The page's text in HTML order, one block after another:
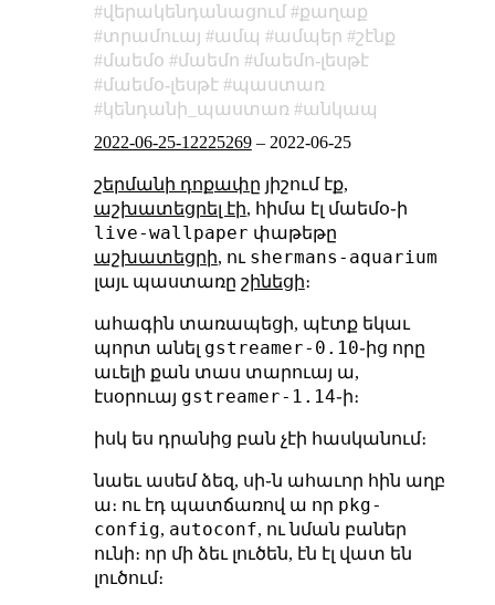
վերակենդանացում
քաղաք
տրամուայ
ամպ ամպեր
շէնք
մաեմօ
մաեմո
մաեմո-լեսթէ
մաեմօ-լեսթէ
պաստառ
կենդանի_պաստառ
անկապ
2022-06-25-12225269– 2022-06-25
շերմանի դոքափը յիշում էք,
աշխատեցրել էի, հիմա էլ մաեմօ֊ի
live-wallpaper փաթեթը
աշխատեցրի, ու shermans-aquarium
լայւ պաստառը շինեցի։
ահագին տառապեցի, պէտք եկաւ
պորտ անել gstreamer-0.10֊ից որը
աւելի քան տաս տարուայ ա,
էսօրուայ gstreamer-1.14֊ի։
իսկ ես դրանից բան չէի հասկանում։
նաեւ ասեմ ձեզ, սի֊ն ահաւոր հին աղբ
ա։ ու էդ պատճառով ա որ pkg-
config, autoconf, ու նման բաներ
ունի։ որ մի ձեւ լուծեն, էն էլ վատ են
լուծում։